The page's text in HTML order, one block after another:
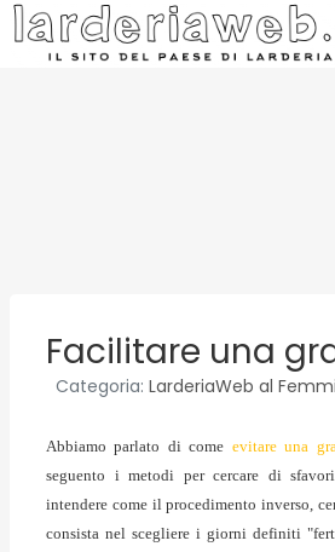
Facilitare una
Categoria: LarderiaWeb al
Abbiamo parlato di come evitare una
seguento i metodi per cercare di
intendere come il procedimento inverso,
consista nel scegliere i giorni definiti